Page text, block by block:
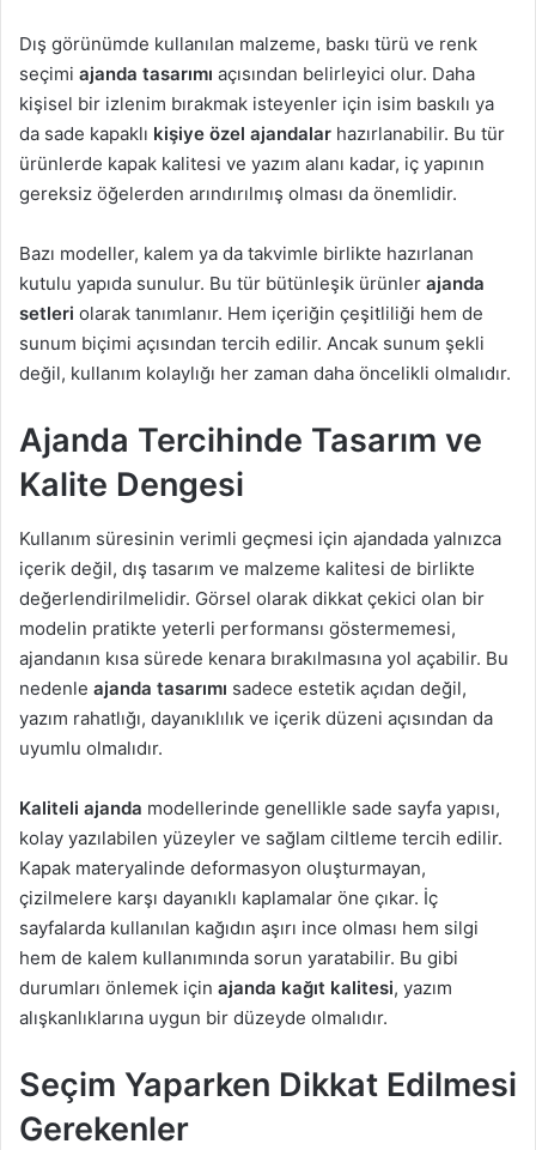
Dış görünümde kullanılan malzeme, baskı türü ve renk
seçimi ajanda tasarımı açısından belirleyici olur. Daha
kişisel bir izlenim bırakmak isteyenler için isim baskılı ya
da sade kapaklı kişiye özel ajandalar hazırlanabilir. Bu tür
ürünlerde kapak kalitesi ve yazım alanı kadar, iç yapının
gereksiz öğelerden arındırılmış olması da önemlidir.
Bazı modeller, kalem ya da takvimle birlikte hazırlanan
kutulu yapıda sunulur. Bu tür bütünleşik ürünler ajanda
setleri olarak tanımlanır. Hem içeriğin çeşitliliği hem de
sunum biçimi açısından tercih edilir. Ancak sunum şekli
değil, kullanım kolaylığı her zaman daha öncelikli olmalıdır.
Ajanda Tercihinde Tasarım ve
Kalite Dengesi
Kullanım süresinin verimli geçmesi için ajandada yalnızca
içerik değil, dış tasarım ve malzeme kalitesi de birlikte
değerlendirilmelidir. Görsel olarak dikkat çekici olan bir
modelin pratikte yeterli performansı göstermemesi,
ajandanın kısa sürede kenara bırakılmasına yol açabilir. Bu
nedenle ajanda tasarımı sadece estetik açıdan değil,
yazım rahatlığı, dayanıklılık ve içerik düzeni açısından da
uyumlu olmalıdır.
Kaliteli ajanda modellerinde genellikle sade sayfa yapısı,
kolay yazılabilen yüzeyler ve sağlam ciltleme tercih edilir.
Kapak materyalinde deformasyon oluşturmayan,
çizilmelere karşı dayanıklı kaplamalar öne çıkar. İç
sayfalarda kullanılan kağıdın aşırı ince olması hem silgi
hem de kalem kullanımında sorun yaratabilir. Bu gibi
durumları önlemek için ajanda kağıt kalitesi, yazım
alışkanlıklarına uygun bir düzeyde olmalıdır.
Seçim Yaparken Dikkat Edilmesi
Gerekenler